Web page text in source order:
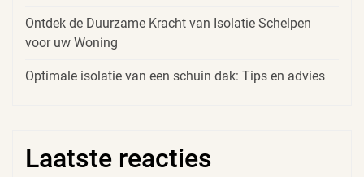
Ontdek de Duurzame Kracht van Isolatie Schelpen
voor uw Woning
Optimale isolatie van een schuin dak: Tips en advies
Laatste reacties